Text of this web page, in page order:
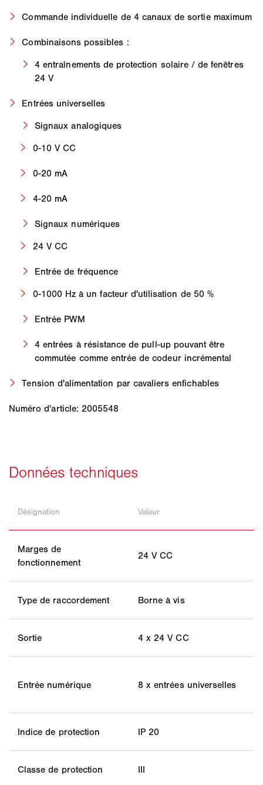
Commande individuelle de 4 canaux de sortie maximum
Combinaisons possibles :
4 entraînements de protection solaire / de fenêtres
24 V
Entrées universelles
Signaux analogiques
0-10 V CC
0-20 mA
4-20 mA
Signaux numériques
24 V CC
Entrée de fréquence
0-1000 Hz à un facteur d'utilisation de 50 %
Entrée PWM
4 entrées à résistance de pull-up pouvant être
commutée comme entrée de codeur incrémental
Tension d'alimentation par cavaliers enfichables
Numéro d'article: 2005548
Désignation Valeur
Marges de
fonctionnement
24 V CC
Type de raccordement Borne à vis
Sortie 4 x 24 V CC
Entrée numérique 8 x entrées universelles
Indice de protection IP 20
Classe de protection III